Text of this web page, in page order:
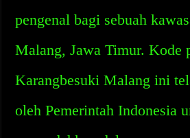
pengenal bagi sebuah
Malang, Jawa Timur. Kode
Karangbesuki Malang ini
oleh Pemerintah Indonesia